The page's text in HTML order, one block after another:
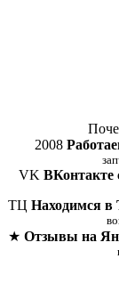
2008
VK ВКонтакте
ТЦ Находимся
★ Отзывы на